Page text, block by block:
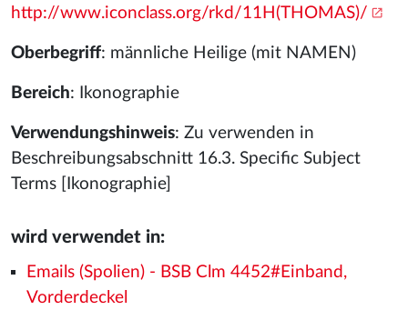
http://www.iconclass.org/rkd/11H(THOMAS)/
Oberbegriff: männliche Heilige (mit NAMEN)
Bereich: Ikonographie
Verwendungshinweis: Zu verwenden in
Beschreibungsabschnitt 16.3. Specific Subject
Terms [Ikonographie]
wird verwendet in:
Emails (Spolien) - BSB Clm 4452#Einband,
Vorderdeckel